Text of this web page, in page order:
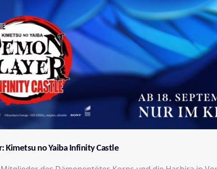
Kimetsu no Yaiba Infinity Castle